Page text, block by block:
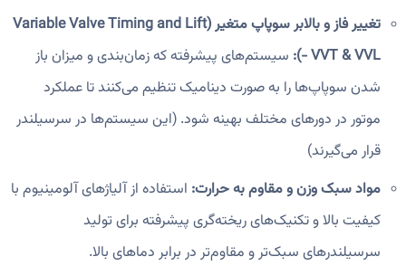
تغییر فاز و بالابر سوپاپ متغیر (Variable Valve Timing and Lift
- VVT & VVL): سیستم‌های پیشرفته که زمان‌بندی و میزان باز
شدن سوپاپ‌ها را به صورت دینامیک تنظیم می‌کنند تا عملکرد
موتور در دورهای مختلف بهینه شود. (این سیستم‌ها در سرسیلندر
قرار می‌گیرند)
مواد سبک وزن و مقاوم به حرارت: استفاده از آلیاژهای آلومینیوم با
کیفیت بالا و تکنیک‌های ریخته‌گری پیشرفته برای تولید
سرسیلندرهای سبک‌تر و مقاوم‌تر در برابر دماهای بالا.